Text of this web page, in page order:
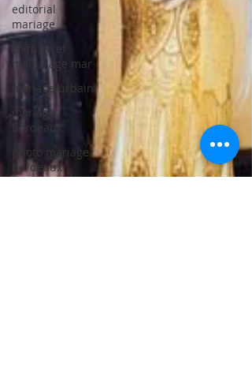
editorial
mariage
coiffure et
maqullage mar
mariage urbain
mariage
bordeaux
photo mariage
bordeaux